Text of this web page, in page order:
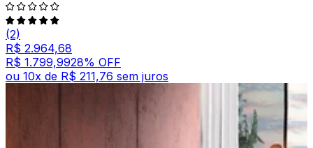
(2)
R$ 2.964,68
R$ 1.799,9928% OFF
ou 10x de R$ 211,76 sem juros